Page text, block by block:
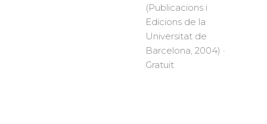
(Publicacions i
Edicions de la
Universitat de
Barcelona, 2004) ·
Gratuït